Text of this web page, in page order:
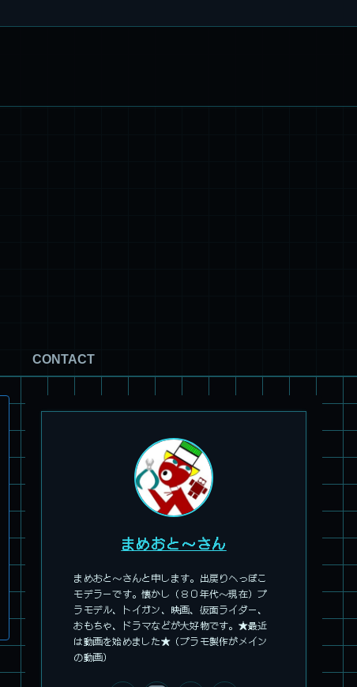
CONTACT
まめおと～さん
まめおと～さんと申します。出戻りへっぽこ
モデラーです。懐かし（８０年代～現在）プ
ラモデル、トイガン、映画、仮面ライダー、
おもちゃ、ドラマなどが大好物です。★最近
は動画を始めました★（プラモ製作がメイン
の動画）